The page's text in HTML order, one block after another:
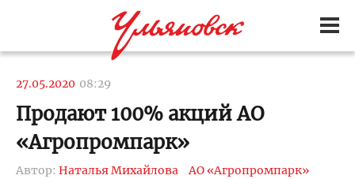
27.05.2020 08:29
Продают 100% акций АО
«Агропромпарк»
Автор: Наталья Михайлова АО «Агропромпарк»